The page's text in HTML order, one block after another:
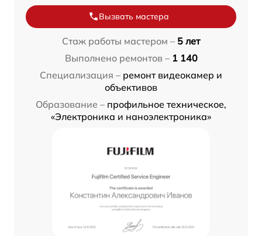
Вызвать мастера
Стаж работы мастером – 5 лет
Выполнено ремонтов – 1 140
Специализация – ремонт видеокамер и
объективов
Образование – профильное техническое,
«Электроника и наноэлектроника»